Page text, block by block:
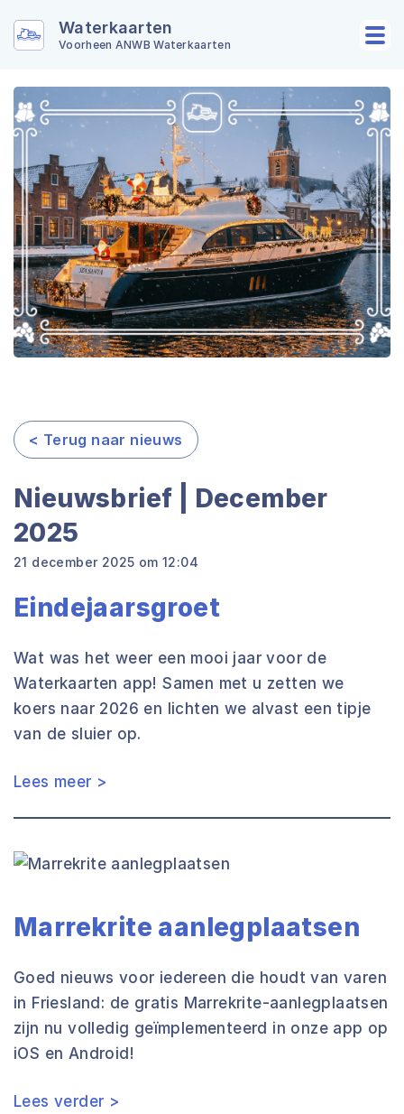
Waterkaarten
Voorheen ANWB Waterkaarten
< Terug naar nieuws
Nieuwsbrief | December
2025
21 december 2025 om 12:04
Eindejaarsgroet
Wat was het weer een mooi jaar voor de
Waterkaarten app! Samen met u zetten we
koers naar 2026 en lichten we alvast een tipje
van de sluier op.
Lees meer >
Marrekrite aanlegplaatsen
Goed nieuws voor iedereen die houdt van varen
in Friesland: de gratis Marrekrite-aanlegplaatsen
zijn nu volledig geïmplementeerd in onze app op
iOS en Android!
Lees verder >